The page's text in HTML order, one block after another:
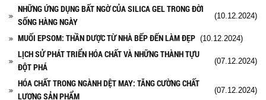
NHỮNG ỨNG DỤNG BẤT NGỜ CỦA SILICA GEL TRONG ĐỜI
SỐNG HÀNG NGÀY
(10.12.2024)
MUỐI EPSOM: THẦN DƯỢC TỪ NHÀ BẾP ĐẾN LÀM ĐẸP (10.12.2024)
LỊCH SỬ PHÁT TRIỂN HÓA CHẤT VÀ NHỮNG THÀNH TỰU
ĐỘT PHÁ
(07.12.2024)
HÓA CHẤT TRONG NGÀNH DỆT MAY: TĂNG CƯỜNG CHẤT
LƯỢNG SẢN PHẨM
(07.12.2024)